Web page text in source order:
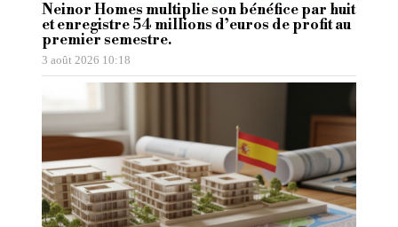
Neinor Homes multiplie son bénéfice par huit
et enregistre 54 millions d’euros de profit au
premier semestre.
3 août 2026 10:18